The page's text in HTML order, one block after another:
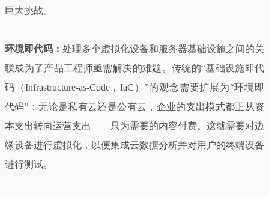
巨大挑战。
环境即代码： 处理多个虚拟化设备和服务器基础设施之间的关
联成为了产品工程师亟需解决的难题。传统的“基础设施即代
码（Infrastructure-as-Code，IaC）”的观念需要扩展为“环境即
代码”：无论是私有云还是公有云，企业的支出模式都正从资
本支出转向运营支出——只为需要的内容付费。这就需要对边
缘设备进行虚拟化，以便集成云数据分析并对用户的终端设备
进行测试。